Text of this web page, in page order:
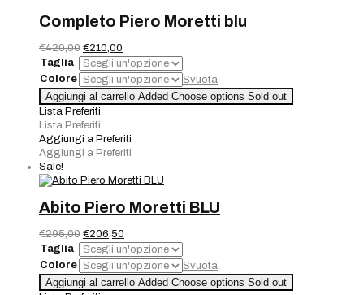
Completo Piero Moretti blu
€420,00 Il
prezzo
originale
era:
€420,00.
€210,00
prezzo
attuale
è:
€210,00.
Taglia
Colore
Svuota
Completo
Piero
Moretti
blu
quantità
Aggiungi al carrello Added Choose options Sold out
Lista Preferiti
Lista Preferiti
Aggiungi a Preferiti
Aggiungi a Preferiti
Sale!
Abito Piero Moretti BLU
€295,00 Il
prezzo
originale
era:
€295,00.
€206,50
prezzo
attuale
è:
€206,50.
Taglia
Colore
Svuota
Abito
Aggiungi al carrello Added Choose options Sold out